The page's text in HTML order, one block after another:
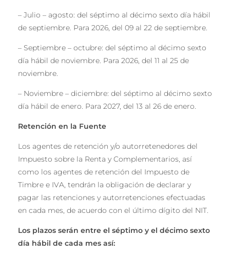
– Julio – agosto: del séptimo al décimo sexto día hábil
de septiembre. Para 2026, del 09 al 22 de septiembre.
– Septiembre – octubre: del séptimo al décimo sexto
día hábil de noviembre. Para 2026, del 11 al 25 de
noviembre.
– Noviembre – diciembre: del séptimo al décimo sexto
día hábil de enero. Para 2027, del 13 al 26 de enero.
Retención en la Fuente
Los agentes de retención y/o autorretenedores del
Impuesto sobre la Renta y Complementarios, así
como los agentes de retención del Impuesto de
Timbre e IVA, tendrán la obligación de declarar y
pagar las retenciones y autorretenciones efectuadas
en cada mes, de acuerdo con el último dígito del NIT.
Los plazos serán entre el séptimo y el décimo sexto
día hábil de cada mes así: